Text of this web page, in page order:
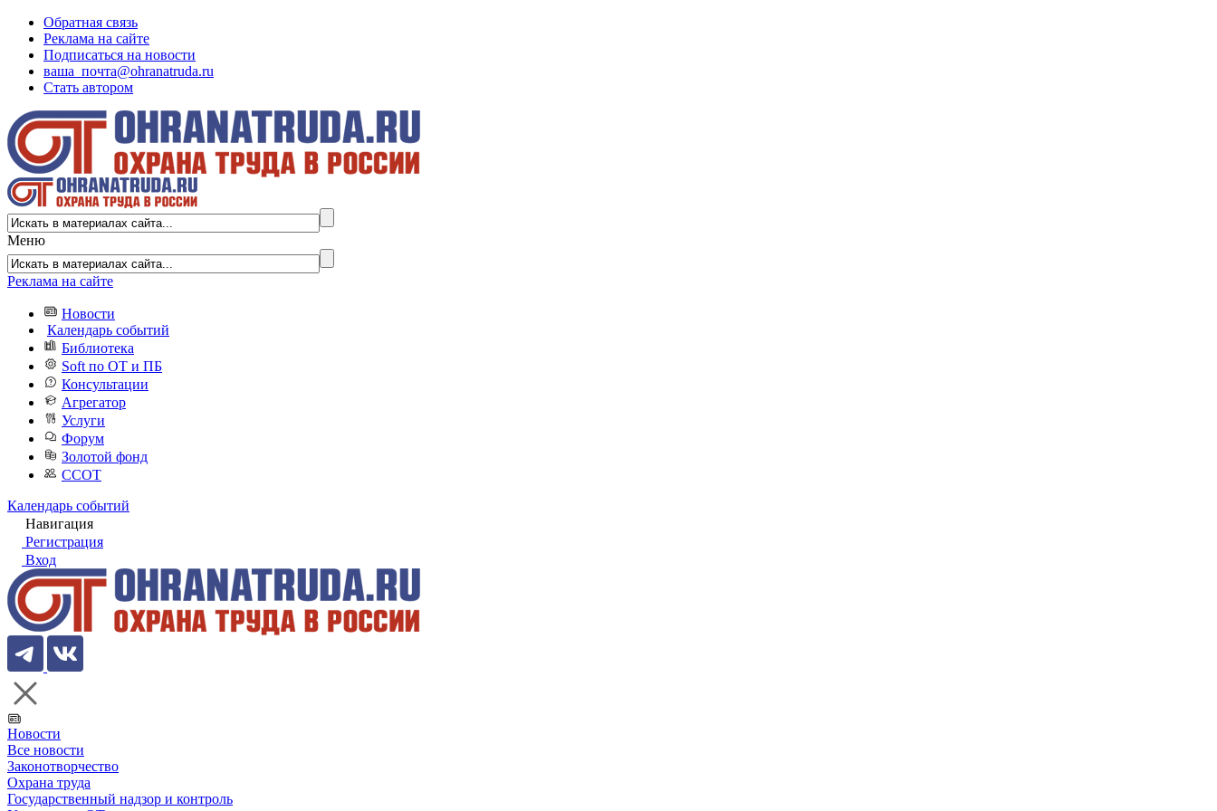
Обратная связь
Реклама на сайте
Подписаться на новости
ваша_почта@ohranatruda.ru
Стать автором
Меню
Реклама на сайте
Новости
Календарь событий
Библиотека
Soft по ОТ и ПБ
Консультации
Агрегатор
Услуги
Форум
Золотой фонд
ССОТ
Календарь событий
Навигация
Регистрация
Вход
Новости
Все новости
Законотворчество
Охрана труда
Государственный надзор и контроль